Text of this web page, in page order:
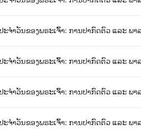
ະຈຳວັນຂອງພຣະເຈົ້າ: ການປາກົດຕົວ ແລະ ພ
ະຈຳວັນຂອງພຣະເຈົ້າ: ການປາກົດຕົວ ແລະ ພ
ະຈຳວັນຂອງພຣະເຈົ້າ: ການປາກົດຕົວ ແລະ ພ
ະຈຳວັນຂອງພຣະເຈົ້າ: ການປາກົດຕົວ ແລະ ພ